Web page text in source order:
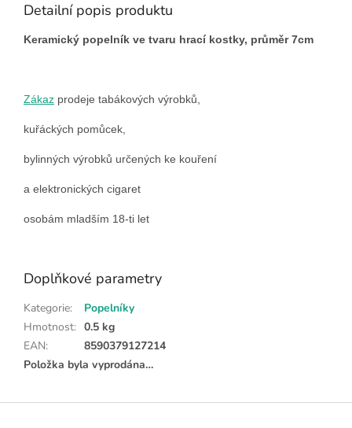
Detailní popis produktu
Keramický popelník ve tvaru hrací kostky, průměr 7cm
Zákaz prodeje tabákových výrobků,
kuřáckých pomůcek,
bylinných výrobků určených ke kouření
a elektronických cigaret
osobám mladším 18-ti let
Doplňkové parametry
Kategorie:
Popelníky
Hmotnost: 0.5 kg
EAN:
8590379127214
Položka byla vyprodána…
Z